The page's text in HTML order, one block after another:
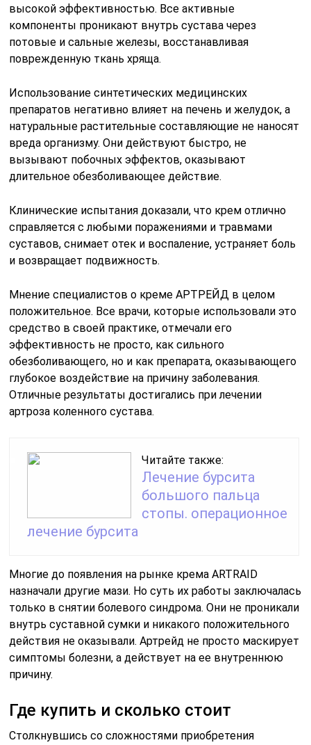
высокой эффективностью. Все активные
компоненты проникают внутрь сустава через
потовые и сальные железы, восстанавливая
поврежденную ткань хряща.
Использование синтетических медицинских
препаратов негативно влияет на печень и желудок, а
натуральные растительные составляющие не наносят
вреда организму. Они действуют быстро, не
вызывают побочных эффектов, оказывают
длительное обезболивающее действие.
Клинические испытания доказали, что крем отлично
справляется с любыми поражениями и травмами
суставов, снимает отек и воспаление, устраняет боль
и возвращает подвижность.
Мнение специалистов о креме АРТРЕЙД в целом
положительное. Все врачи, которые использовали это
средство в своей практике, отмечали его
эффективность не просто, как сильного
обезболивающего, но и как препарата, оказывающего
глубокое воздействие на причину заболевания.
Отличные результаты достигались при лечении
артроза коленного сустава.
Читайте также:
Лечение бурсита
большого пальца
стопы. операционное
лечение бурсита
Многие до появления на рынке крема ARTRAID
назначали другие мази. Но суть их работы заключалась
только в снятии болевого синдрома. Они не проникали
внутрь суставной сумки и никакого положительного
действия не оказывали. Артрейд не просто маскирует
симптомы болезни, а действует на ее внутреннюю
причину.
Где купить и сколько стоит
Столкнувшись со сложностями приобретения